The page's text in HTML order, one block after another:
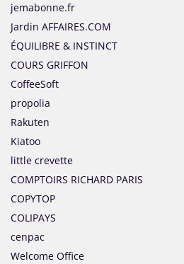
jemabonne.fr
Jardin AFFAIRES.COM
ÉQUILIBRE & INSTINCT
COURS GRIFFON
CoffeeSoft
propolia
Rakuten
Kiatoo
little crevette
COMPTOIRS RICHARD PARIS
COPYTOP
COLIPAYS
cenpac
Welcome Office